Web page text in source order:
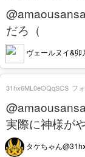
だろ（
ヴェールヌイ&卯
実際に神様が
タケちゃん
31hx6ML0eOQqSCS フ